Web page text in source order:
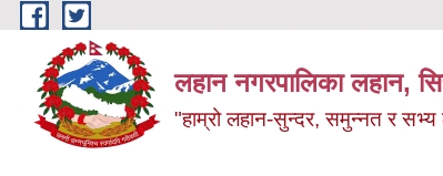
Skip to main content
लहान नगरपालिका लहान,
"हाम्रो लहान-सुन्दर, समुन्नत र सभ्य